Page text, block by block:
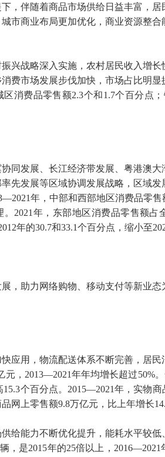
，伴随着商品市场供给日益丰富，
市商业布局更加优化，商业资源整
兴战略深入实施，农村居民收入增
费市场发展步伐加快，市场占比明
消费品零售额2.3个和1.7个百分
同发展、长江经济带发展、粤港澳
先发展等区域协调发展战略，区域
年，中部和西部地区消费品零
2021年，东部地区消费品零售额占
年的30.7和33.1个百分点，缩小至
，助力网络购物、移动支付等新业
应用，物流配送体系不断完善，居
，2013—2021年年均增长超过50%
个百分点。2015—2021年，实物
上零售额9.8万亿元，比上年增长
给能力不断优化提升，能耗水平较
是2015年的25倍以上，